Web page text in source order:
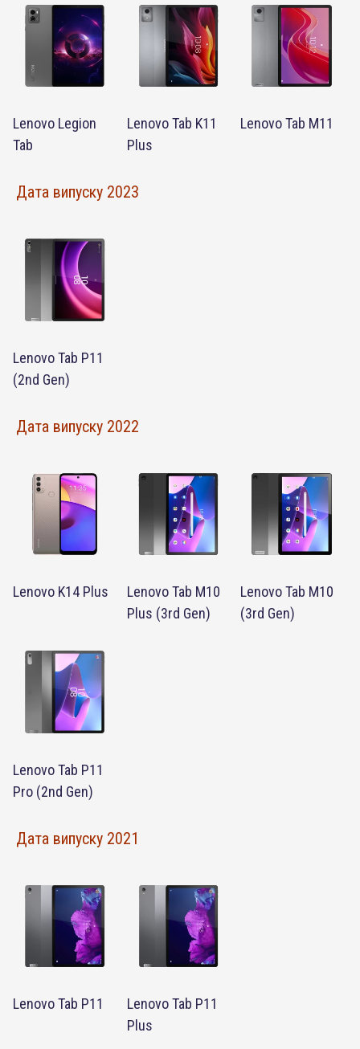
Lenovo Legion
Tab
Lenovo Tab K11
Plus
Lenovo Tab M11
Дата випуску 2023
Lenovo Tab P11
(2nd Gen)
Дата випуску 2022
Lenovo K14 Plus
Lenovo Tab M10
Plus (3rd Gen)
Lenovo Tab M10
(3rd Gen)
Lenovo Tab P11
Pro (2nd Gen)
Дата випуску 2021
Lenovo Tab P11
Lenovo Tab P11
Plus